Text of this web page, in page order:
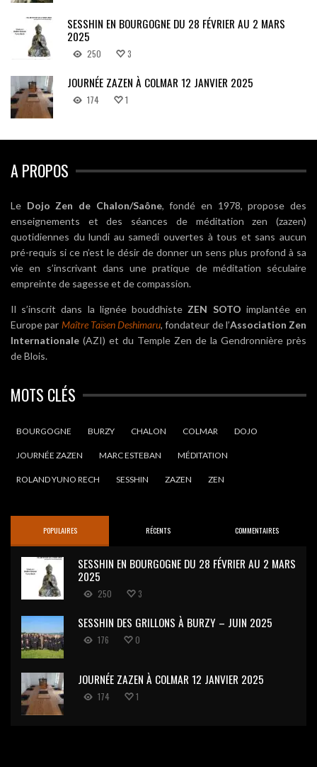
SESSHIN EN BOURGOGNE DU 28 FÉVRIER AU 2 MARS
2025
250 3
JOURNÉE ZAZEN À COLMAR 12 JANVIER 2025
174 1
A PROPOS
Le Dojo Zen de Chalon/Saône, fondé en 1978, propose des
enseignements et des séances de méditation zen (zazen)
quotidiennes du lundi au samedi ouvertes à tous et sans aucun
pré-requis si ce n’est le désir de donner un sens plus profond à sa
vie en s’inscrivant dans une pratique de méditation séculaire
empreinte de sagesse et de compassion.
Il s’inscrit dans la lignée bouddhiste ZEN SOTO implantée en
Europe par Maître Taïsen Deshimaru, fondateur de l’Association Zen
Internationale (AZI) et du Temple Zen de la Gendronnière près
de Blois.
MOTS CLÉS
BOURGOGNE BURZY CHALON COLMAR DOJO
JOURNÉE ZAZEN MARC ESTEBAN MÉDITATION
ROLAND YUNO RECH SESSHIN ZAZEN ZEN
POPULAIRES RÉCENTS COMMENTAIRES
SESSHIN EN BOURGOGNE DU 28 FÉVRIER AU 2 MARS
2025
250 3
SESSHIN DES GRILLONS À BURZY – JUIN 2025
176 0
JOURNÉE ZAZEN À COLMAR 12 JANVIER 2025
174 1